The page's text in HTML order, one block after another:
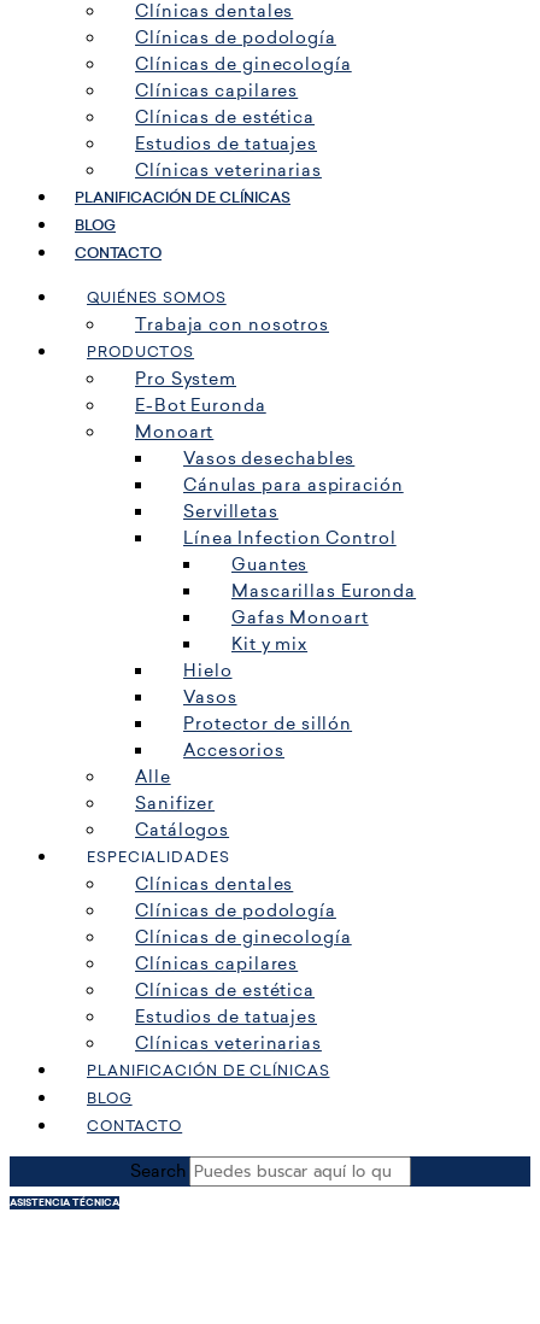
Clínicas dentales
Clínicas de podología
Clínicas de ginecología
Clínicas capilares
Clínicas de estética
Estudios de tatuajes
Clínicas veterinarias
PLANIFICACIÓN DE CLÍNICAS
BLOG
CONTACTO
QUIÉNES SOMOS
Trabaja con nosotros
PRODUCTOS
Pro System
E-Bot Euronda
Monoart
Vasos desechables
Cánulas para aspiración
Servilletas
Línea Infection Control
Guantes
Mascarillas Euronda
Gafas Monoart
Kit y mix
Hielo
Vasos
Protector de sillón
Accesorios
Alle
Sanifizer
Catálogos
ESPECIALIDADES
Clínicas dentales
Clínicas de podología
Clínicas de ginecología
Clínicas capilares
Clínicas de estética
Estudios de tatuajes
Clínicas veterinarias
PLANIFICACIÓN DE CLÍNICAS
BLOG
CONTACTO
Search
ASISTENCIA TÉCNICA